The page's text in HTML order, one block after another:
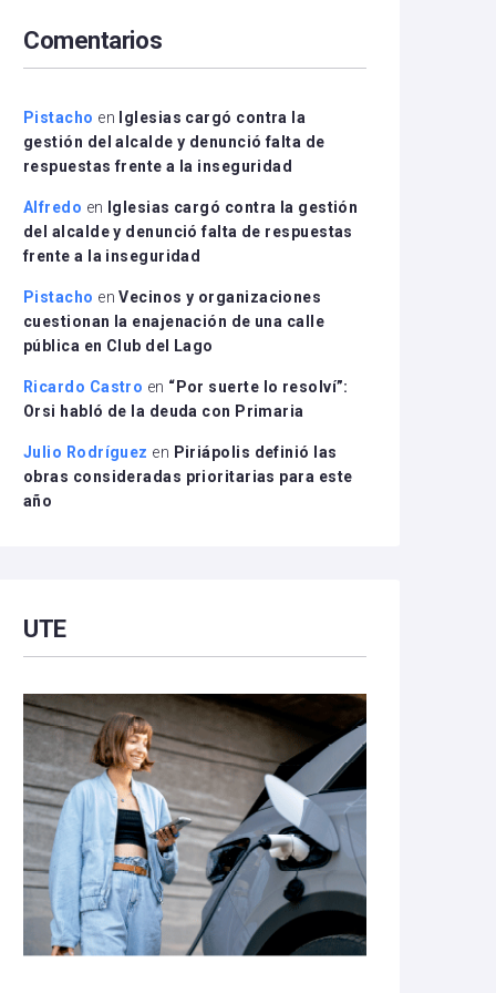
disminuir
el
Comentarios
Pistacho en
Iglesias cargó contra la
gestión del alcalde y denunció falta de
respuestas frente a la inseguridad
Alfredo en
Iglesias cargó contra la gestión
del alcalde y denunció falta de respuestas
frente a la inseguridad
Pistacho enVecinos y organizaciones
cuestionan la enajenación de una calle
pública en Club del Lago
Ricardo Castro en “Por suerte lo resolví”:
Orsi habló de la deuda con Primaria
Julio Rodríguez en Piriápolis definió las
obras consideradas prioritarias para este
año
UTE